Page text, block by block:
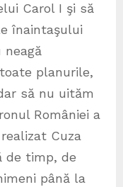
Carol I şi să
înaintaşului
neagă
planurile,
să nu uităm
României a
Cuza
de timp, de
până la